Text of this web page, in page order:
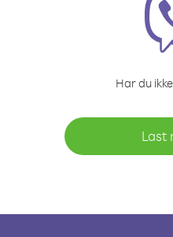
Har du
Last